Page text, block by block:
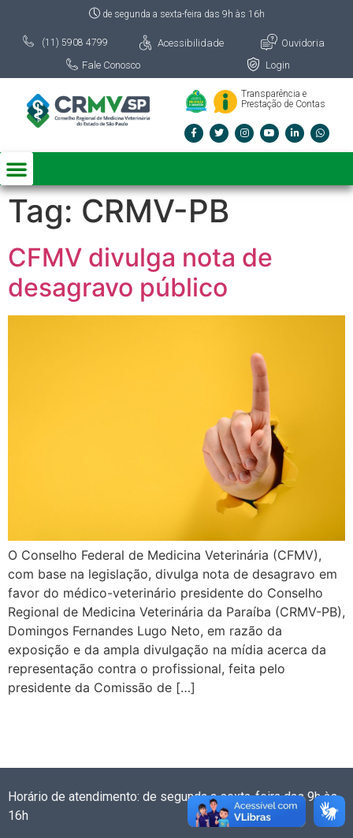
de segunda a sexta-feira das 9h às 16h
(11) 5908 4799 Acessibilidade
Ouvidoria
Fale Conosco
Login
Transparência e
Prestação de Contas
Tag: CRMV-PB
CFMV divulga nota de
desagravo público
O Conselho Federal de Medicina Veterinária (CFMV),
com base na legislação, divulga nota de desagravo em
favor do médico-veterinário presidente do Conselho
Regional de Medicina Veterinária da Paraíba (CRMV-PB),
Domingos Fernandes Lugo Neto, em razão da
exposição e da ampla divulgação na mídia acerca da
representação contra o profissional, feita pelo
presidente da Comissão de […]
Horário de atendimento: de segunda a sexta-feira das 9h às
16h